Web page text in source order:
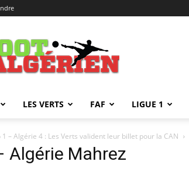
FOOTALGERIEN
LES VERTS FAF LIGUE 1
1 – Algérie 4 : Les Verts valident leur billet pour la CAN
Algérie Mahrez